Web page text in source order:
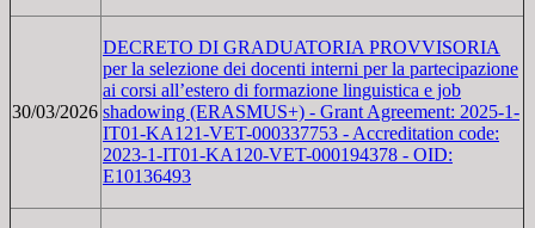
30/03/2026
DECRETO DI GRADUATORIA PROVVISORIA
per la selezione dei docenti interni per la partecipazione
ai corsi all’estero di formazione linguistica e job
shadowing (ERASMUS+) - Grant Agreement: 2025-1-
IT01-KA121-VET-000337753 - Accreditation code:
2023-1-IT01-KA120-VET-000194378 - OID:
E10136493